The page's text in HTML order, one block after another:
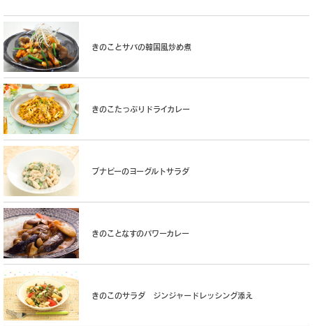
きのことサバの韓国風炒め煮
きのこたっぷりドライカレー
ブナピーのヨーグルトサラダ
きのことなすのパワーカレー
きのこのサラダ ジンジャードレッシング添え